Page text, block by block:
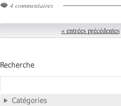
4 commentaires
« entrées précédentes
Recherche
Catégories